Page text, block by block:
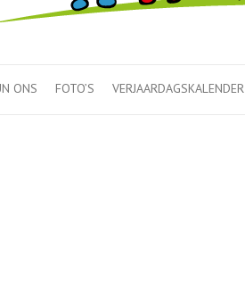
ONS FOTO’S VERJAARDAGSKALENDER